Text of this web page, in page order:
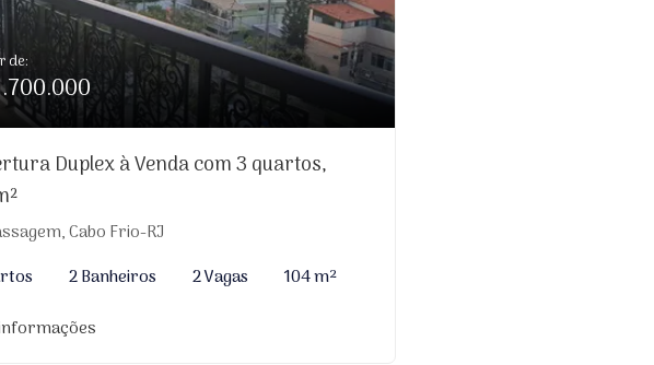
de:
Duplex à Venda com 3 quartos,
Cabo Frio-RJ
2 Banheiros 2 Vagas
104 m²